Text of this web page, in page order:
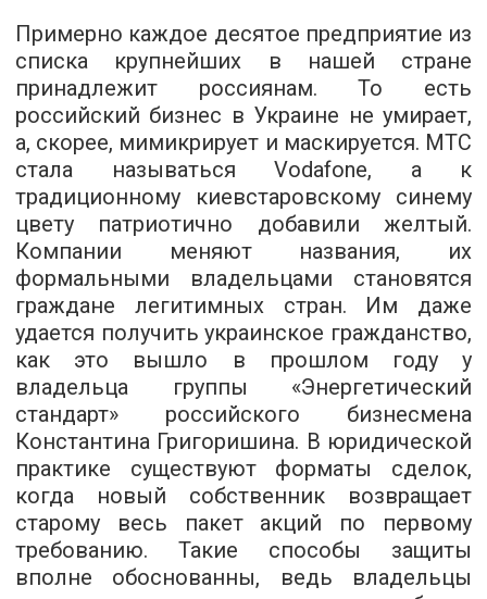
Примерно каждое десятое предприятие из
списка крупнейших в нашей стране
принадлежит россиянам. То есть
российский бизнес в Украине не умирает,
а, скорее, мимикрирует и маскируется. МТС
стала называться Vodafone, а к
традиционному киевстаровскому синему
цвету патриотично добавили желтый.
Компании меняют названия, их
формальными владельцами становятся
граждане легитимных стран. Им даже
удается получить украинское гражданство,
как это вышло в прошлом году у
владельца группы «Энергетический
стандарт» российского бизнесмена
Константина Григоришина. В юридической
практике существуют форматы сделок,
когда новый собственник возвращает
старому весь пакет акций по первому
требованию. Такие способы защиты
вполне обоснованны, ведь владельцы